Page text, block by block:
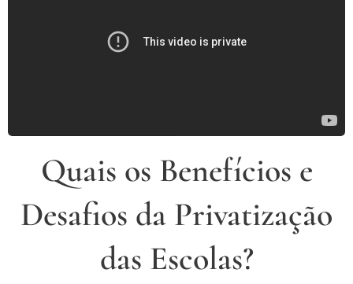
Quais os Benefícios e
Desafios da Privatização
das Escolas?